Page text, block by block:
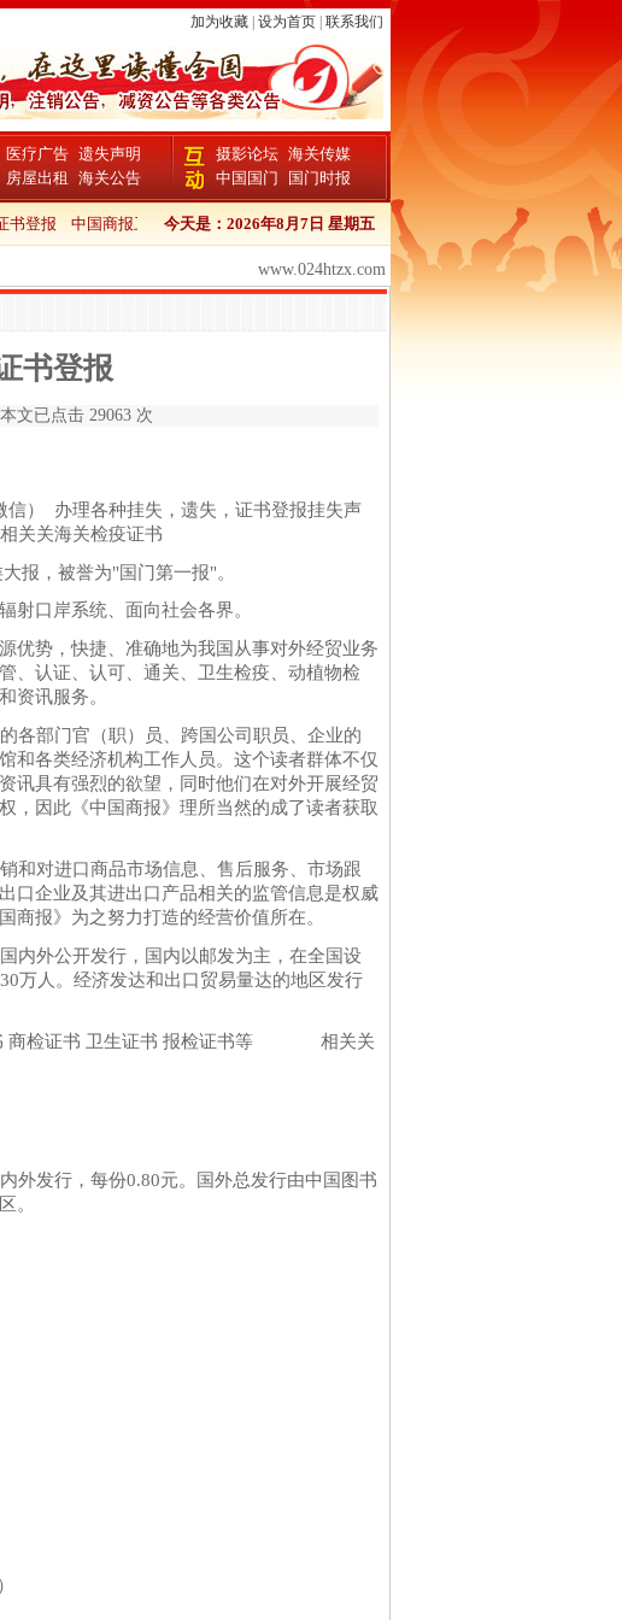
加为收藏 设为首页 联系我们
医疗广告 遗失声明
房屋出租 海关公告
摄影论坛 海关传媒
中国国门
国门时报
登报 中国商报卫生证书登报流程 中国商报报检证书登报 中国商报个人证件遗失登报
今天是： 2026年8月7日 星期五
www.024htzx.com
书登报
文已点击 29063 次
） 办理各种挂失，遗失，证书登报挂失声
关关海关检疫证书
报，被誉为"国门第一报"。
射口岸系统、面向社会各界。
优势，快捷、准确地为我国从事对外经贸业务
、认证、认可、通关、卫生检疫、动植物检
资讯服务。
各部门官（职）员、跨国公司职员、企业的
和各类经济机构工作人员。这个读者群体不仅
讯具有强烈的欲望，同时他们在对外开展经贸
，因此《中国商报》理所当然的成了读者获取
和对进口商品市场信息、售后服务、市场跟
口企业及其进出口产品相关的监管信息是权威
商报》为之努力打造的经营价值所在。
内外公开发行，国内以邮发为主，在全国设
万人。经济发达和出口贸易量达的地区发行
书 商检证书 卫生证书 报检证书等 相关关
外发行，每份0.80元。国外总发行由中国图书
。